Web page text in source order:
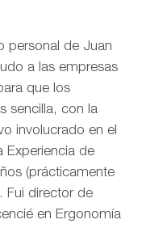
personal de Juan
a las empresas
que los
sencilla, con la
involucrado en el
Experiencia de
(prácticamente
Fui director de
en Ergonomía